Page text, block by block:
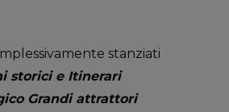
stanziati
storici e Itinerari
Grandi attrattori